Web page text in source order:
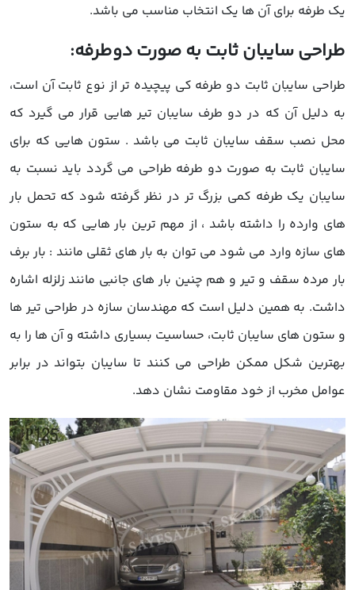
یک طرفه برای آن ها یک انتخاب مناسب می باشد.
طراحی سایبان ثابت به صورت دوطرفه:
طراحی سایبان ثابت دو طرفه کی پیچیده تر از نوع ثابت آن است،
به دلیل آن که در دو طرف سایبان تیر هایی قرار می گیرد که
محل نصب سقف سایبان ثابت می باشد . ستون هایی که برای
سایبان ثابت به صورت دو طرفه طراحی می گردد باید نسبت به
سایبان یک طرفه کمی بزرگ تر در نظر گرفته شود که تحمل بار
های وارده را داشته باشد ، از مهم ترین بار هایی که به ستون
های سازه وارد می شود می توان به بار های ثقلی مانند : بار برف
بار مرده سقف و تیر و هم چنین بار های جانبی مانند زلزله اشاره
داشت. به همین دلیل است که مهندسان سازه در طراحی تیر ها
و ستون های سایبان ثابت، حساسیت بسیاری داشته و آن ها را به
بهترین شکل ممکن طراحی می کنند تا سایبان بتواند در برابر
عوامل مخرب از خود مقاومت نشان دهد.